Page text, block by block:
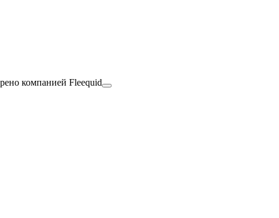
компанией Fleequid